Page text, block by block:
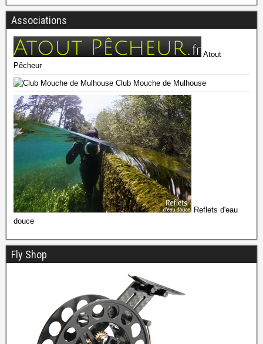
Associations
Atout
Pêcheur
Club Mouche de Mulhouse
Reflets d'eau
douce
Fly Shop